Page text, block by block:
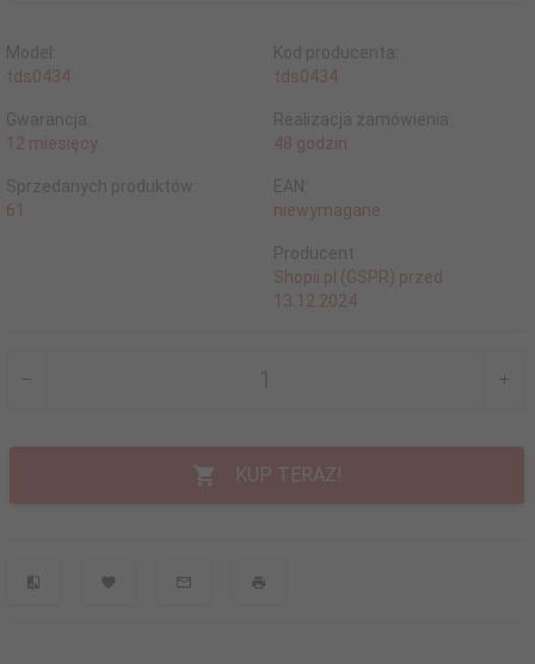
Model:
tds0434
Kod producenta:
tds0434
Gwarancja:
12 miesięcy
Realizacja zamówienia:
48 godzin
Sprzedanych produktów:
61
EAN:
niewymagane
Producent:
Shopii.pl (GSPR) przed
13.12.2024
KUP TERAZ!